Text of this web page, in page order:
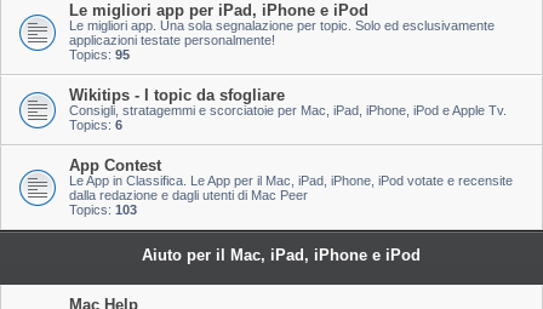
Le migliori app per iPad, iPhone e iPod
Le migliori app. Una sola segnalazione per topic. Solo ed esclusivamente
applicazioni testate personalmente!
Topics: 95
Wikitips - I topic da sfogliare
Consigli, stratagemmi e scorciatoie per Mac, iPad, iPhone, iPod e Apple Tv.
Topics: 6
App Contest
Le App in Classifica. Le App per il Mac, iPad, iPhone, iPod votate e recensite
dalla redazione e dagli utenti di Mac Peer
Topics: 103
Aiuto per il Mac, iPad, iPhone e iPod
Mac Help